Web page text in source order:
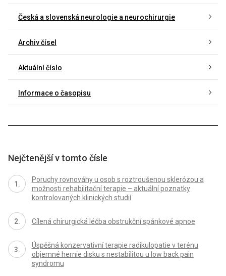
Česká a slovenská neurologie a neurochirurgie
Archiv čísel
Aktuální číslo
Informace o časopisu
Nejčtenější v tomto čísle
Poruchy rovnováhy u osob s roztroušenou sklerózou a
možnosti rehabilitační terapie – aktuální poznatky
kontrolovaných klinických studií
Cílená chirurgická léčba obstrukční spánkové apnoe
Úspěšná konzervativní terapie radikulopatie v terénu
objemné hernie disku s nestabilitou u low back pain
syndromu